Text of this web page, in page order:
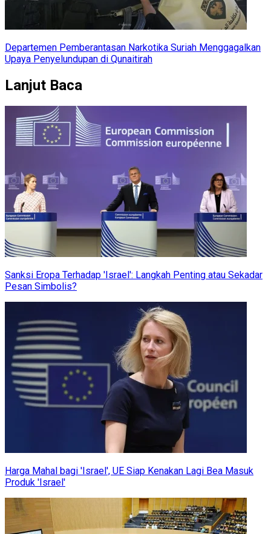
Departemen Pemberantasan Narkotika Suriah Menggagalkan
Upaya Penyelundupan di Qunaitirah
Lanjut Baca
Sanksi Eropa Terhadap 'Israel': Langkah Penting atau Sekadar
Pesan Simbolis?
Harga Mahal bagi 'Israel', UE Siap Kenakan Lagi Bea Masuk
Produk 'Israel'